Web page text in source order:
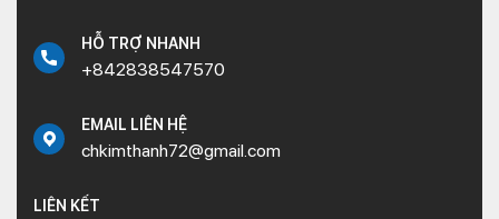
HỖ TRỢ NHANH
+842838547570
EMAIL LIÊN HỆ
chkimthanh72@gmail.com
LIÊN KẾT